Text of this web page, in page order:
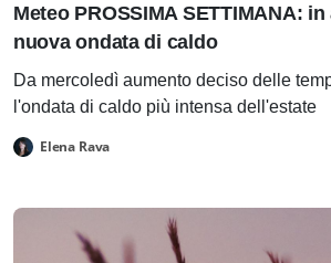
Meteo PROSSIMA SETTIMANA:
nuova ondata di caldo
Da mercoledì aumento deciso delle
l'ondata di caldo più intensa dell'estate
Elena Rava